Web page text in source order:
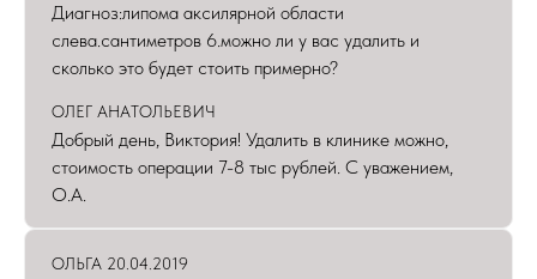
Диагноз:липома аксилярной области
слева.сантиметров 6.можно ли у вас удалить и
сколько это будет стоить примерно?
ОЛЕГ АНАТОЛЬЕВИЧ
Добрый день, Виктория! Удалить в клинике можно,
стоимость операции 7-8 тыс рублей. С уважением,
О.А.
ОЛЬГА 20.04.2019